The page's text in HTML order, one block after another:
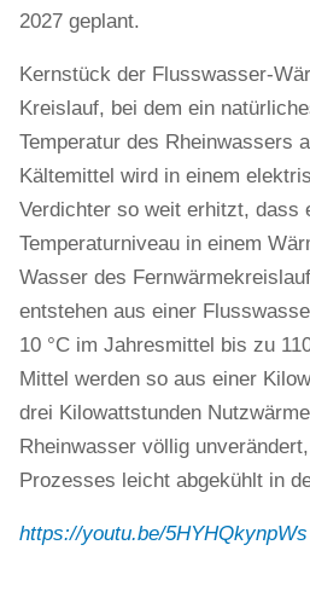
2027 geplant.
Kernstück der Flusswasser-
Kreislauf, bei dem ein
Temperatur des Rheinwassers
Kältemittel wird in einem
Verdichter so weit erhitzt, dass
Temperaturniveau in einem
Wasser des
entstehen aus einer
10 °C im Jahresmittel bis zu
Mittel werden so aus einer
drei Kilowattstunden
Rheinwasser völlig
Prozesses leicht abgekühlt in
https://youtu.be/5HYHQkynpWs